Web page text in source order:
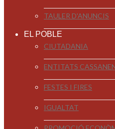
TAULER D'ANUNCIS
EL POBLE
CIUTADANIA
ENTITATS
FESTES I FIRES
IGUALTAT